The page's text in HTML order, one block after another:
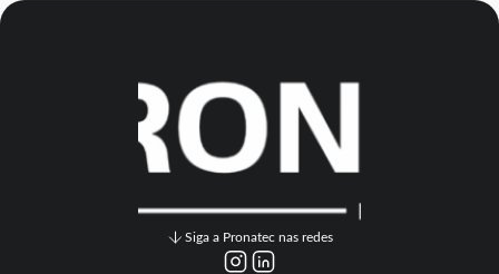
Siga a Pronatec nas redes